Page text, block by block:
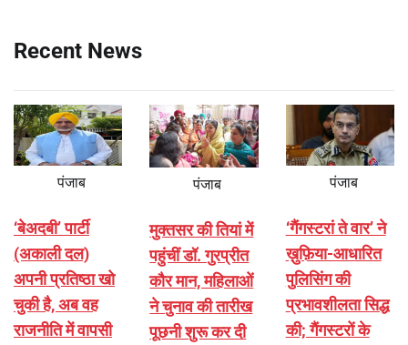
Recent News
पंजाब
‘बेअदबी’ पार्टी
(अकाली दल)
अपनी प्रतिष्ठा खो
चुकी है, अब वह
राजनीति में वापसी
पंजाब
मुक्तसर की तियां में
पहुंचीं डॉ. गुरप्रीत
कौर मान, महिलाओं
ने चुनाव की तारीख
पूछनी शुरू कर दी
पंजाब
‘गैंगस्टरां ते वार’ ने
ख़ुफ़िया-आधारित
पुलिसिंग की
प्रभावशीलता सिद्ध
की; गैंगस्टरों के